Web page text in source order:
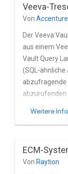
Directory
Veeva-
Von Accenture
Der Veeva
aus einem
Vault Query
(SQL-ähnliche
abzufragende
abzurufenden
Weitere
ECM-
Von Raytion